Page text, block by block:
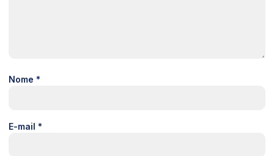
Nome *
E-mail *